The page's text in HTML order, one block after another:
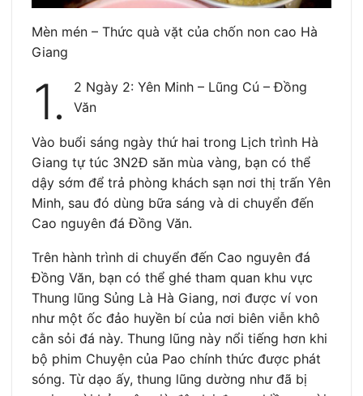
Mèn mén – Thức quà vặt của chốn non cao Hà
Giang
1.
2 Ngày 2: Yên Minh – Lũng Cú – Đồng
Văn
Vào buổi sáng ngày thứ hai trong Lịch trình Hà
Giang tự túc 3N2Đ săn mùa vàng, bạn có thể
dậy sớm để trả phòng khách sạn nơi thị trấn Yên
Minh, sau đó dùng bữa sáng và di chuyển đến
Cao nguyên đá Đồng Văn.
Trên hành trình di chuyển đến Cao nguyên đá
Đồng Văn, bạn có thể ghé tham quan khu vực
Thung lũng Sủng Là Hà Giang, nơi được ví von
như một ốc đảo huyền bí của nơi biên viễn khô
cằn sỏi đá này. Thung lũng này nổi tiếng hơn khi
bộ phim Chuyện của Pao chính thức được phát
sóng. Từ dạo ấy, thung lũng dường như đã bị